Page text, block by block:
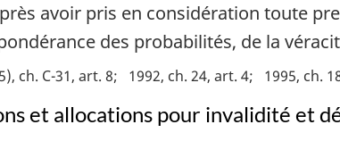
avoir pris en considération toute
des probabilités, de la
ch. C-31, art. 8 1992, ch. 24, art. 4 1995, ch.
et allocations pour invalidité et